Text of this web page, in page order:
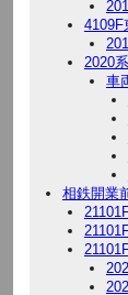
4109F
2020
車
相鉄開業